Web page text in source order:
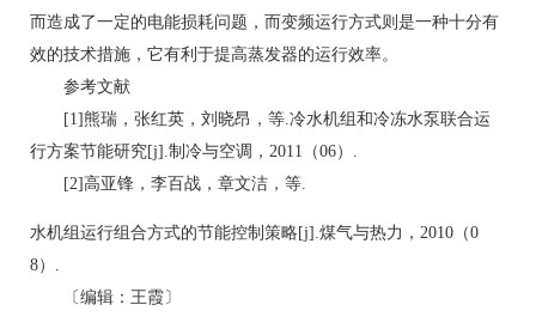
而造成了一定的电能损耗问题，而变频运行方式则是一种十分有
效的技术措施，它有利于提高蒸发器的运行效率。
参考文献
[1]熊瑞，张红英，刘晓昂，等.冷水机组和冷冻水泵联合运
行方案节能研究[j].制冷与空调，2011（06）.
[2]高亚锋，李百战，章文洁，等.
水机组运行组合方式的节能控制策略[j].煤气与热力，2010（0
8）.
〔编辑：王霞〕